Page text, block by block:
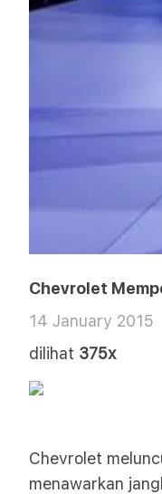
Chevrolet
14 January 2015
dilihat 375x
Chevrolet
menawarkan